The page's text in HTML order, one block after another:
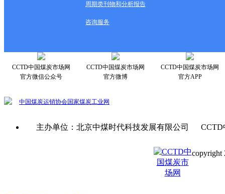
周期类刊物和分析报告
咨询服务
CCTD中国煤炭市场网
官方微信公众号
CCTD中国煤炭市场网
官方微博
CCTD中国煤炭市场网
官方APP
中国煤炭运销协会国家煤炭工业网
主办单位：北京中煤时代科技发展有限公司
copyright